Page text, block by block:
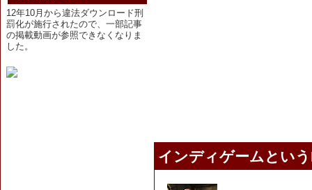
インディゲームとい
12年10月から違法ダウンロード刑
罰化が施行されたので、一部記事
の掲載動画が参照できなくなりま
した。